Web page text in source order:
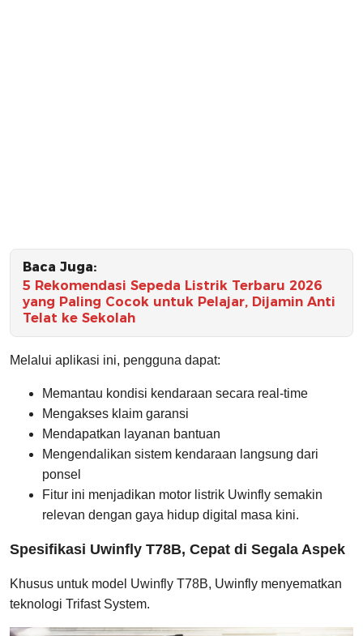
Baca Juga:
5 Rekomendasi Sepeda Listrik Terbaru 2026
yang Paling Cocok untuk Pelajar, Dijamin Anti
Telat ke Sekolah
Melalui aplikasi ini, pengguna dapat:
Memantau kondisi kendaraan secara real-time
Mengakses klaim garansi
Mendapatkan layanan bantuan
Mengendalikan sistem kendaraan langsung dari
ponsel
Fitur ini menjadikan motor listrik Uwinfly semakin
relevan dengan gaya hidup digital masa kini.
Spesifikasi Uwinfly T78B, Cepat di Segala Aspek
Khusus untuk model Uwinfly T78B, Uwinfly menyematkan
teknologi Trifast System.